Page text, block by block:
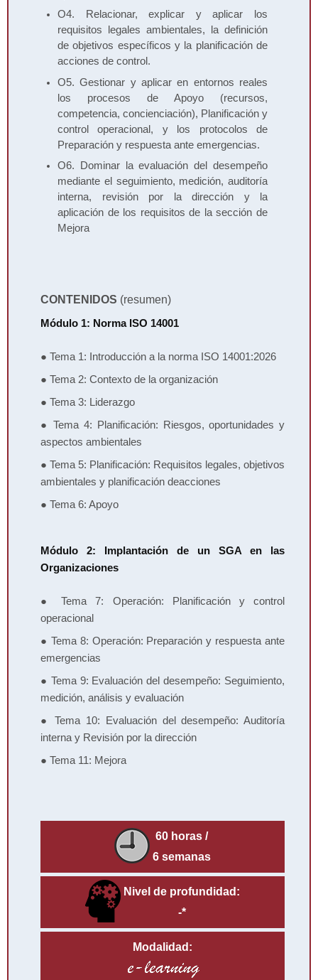
O4. Relacionar, explicar y aplicar los
requisitos legales ambientales, la definición
de objetivos específicos y la planificación de
acciones de control.
O5. Gestionar y aplicar en entornos reales
los procesos de Apoyo (recursos,
competencia, concienciación), Planificación y
control operacional, y los protocolos de
Preparación y respuesta ante emergencias.
O6. Dominar la evaluación del desempeño
mediante el seguimiento, medición, auditoría
interna, revisión por la dirección y la
aplicación de los requisitos de la sección de
Mejora
CONTENIDOS (resumen)
Módulo 1: Norma ISO 14001
● Tema 1:
Introducción a la norma ISO 14001:2026
● Tema 2: Contexto de la organización
● Tema 3: Liderazgo
●Tema 4:
Planificación: Riesgos, oportunidades y
aspectos ambientales
● Tema 5: Planificación: Requisitos legales, objetivos
ambientales y planificación deacciones
● Tema 6: Apoyo
Módulo 2: Implantación de un SGA en las
Organizaciones
●Tema 7: Operación: Planificación y control
operacional
● Tema 8: Operación: Preparación y respuesta ante
emergencias
● Tema 9: Evaluación del desempeño: Seguimiento,
medición, análisis y evaluación
●Tema 10:
Evaluación del desempeño: Auditoría
interna y Revisión por la dirección
● Tema 11: Mejora
60 horas /
6 semanas
Nivel de profundidad:
-*
Modalidad: